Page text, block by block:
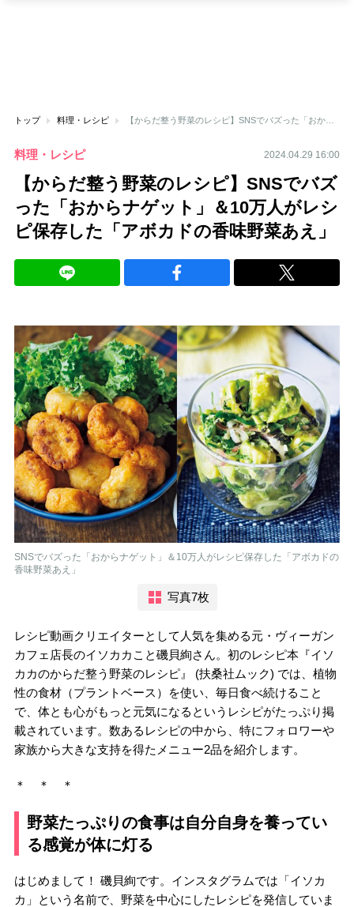
トップ 料理・レシピ 【からだ整う野菜のレシピ】SNSでバズった「おからナゲット」＆10万人がレシピ保存した「アボカドの香味野菜あえ」
料理・レシピ 2024.04.29 16:00
【からだ整う野菜のレシピ】SNSでバズ
った「おからナゲット」＆10万人がレシ
ピ保存した「アボカドの香味野菜あえ」
SNSでバズった「おからナゲット」＆10万人がレシピ保存した「アボカドの
香味野菜あえ」
写真7枚
レシピ動画クリエイターとして人気を集める元・ヴィーガン
カフェ店長のイソカカこと磯貝絢さん。初のレシピ本『イソ
カカのからだ整う野菜のレシピ』 (扶桑社ムック) では、植物
性の食材（プラントベース）を使い、毎日食べ続けること
で、体とも心がもっと元気になるというレシピがたっぷり掲
載されています。数あるレシピの中から、特にフォロワーや
家族から大きな支持を得たメニュー2品を紹介します。
＊ ＊ ＊
野菜たっぷりの食事は自分自身を養ってい
る感覚が体に灯る
はじめまして！ 磯貝絢です。インスタグラムでは「イソカ
カ」という名前で、野菜を中心にしたレシピを発信していま